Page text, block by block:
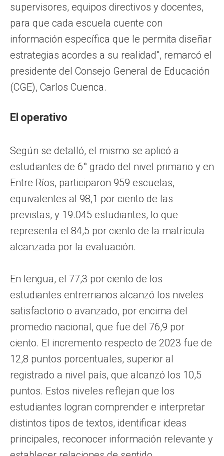
supervisores, equipos directivos y docentes,
para que cada escuela cuente con
información específica que le permita diseñar
estrategias acordes a su realidad", remarcó el
presidente del Consejo General de Educación
(CGE), Carlos Cuenca.
El operativo
Según se detalló, el mismo se aplicó a
estudiantes de 6° grado del nivel primario y en
Entre Ríos, participaron 959 escuelas,
equivalentes al 98,1 por ciento de las
previstas, y 19.045 estudiantes, lo que
representa el 84,5 por ciento de la matrícula
alcanzada por la evaluación.
En lengua, el 77,3 por ciento de los
estudiantes entrerrianos alcanzó los niveles
satisfactorio o avanzado, por encima del
promedio nacional, que fue del 76,9 por
ciento. El incremento respecto de 2023 fue de
12,8 puntos porcentuales, superior al
registrado a nivel país, que alcanzó los 10,5
puntos. Estos niveles reflejan que los
estudiantes logran comprender e interpretar
distintos tipos de textos, identificar ideas
principales, reconocer información relevante y